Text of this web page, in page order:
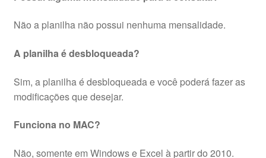
Não a planilha não possui nenhuma mensalidade.
A planilha é desbloqueada?
Sim, a planilha é desbloqueada e você poderá fazer as
modificações que desejar.
Funciona no MAC?
Não, somente em Windows e Excel à partir do 2010.